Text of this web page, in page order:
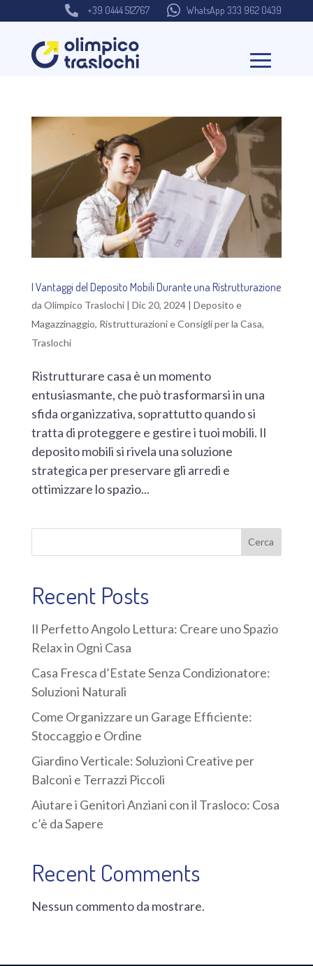
 +39 0444 512767  WhatsApp 333 962 0439
I Vantaggi del Deposito Mobili Durante una Ristrutturazione
da Olimpico Traslochi| Dic 20, 2024| Deposito e
Magazzinaggio, Ristrutturazioni e Consigli per la Casa,
Traslochi
Ristrutturare casa è un momento
entusiasmante, che può trasformarsi in una
sfida organizzativa, soprattutto quando si
tratta di proteggere e gestire i tuoi mobili. Il
deposito mobili si rivela una soluzione
strategica per preservare gli arredi e
ottimizzare lo spazio...
Cerca
Recent Posts
Il Perfetto Angolo Lettura: Creare uno Spazio
Relax in Ogni Casa
Casa Fresca d’Estate Senza Condizionatore:
Soluzioni Naturali
Come Organizzare un Garage Efficiente:
Stoccaggio e Ordine
Giardino Verticale: Soluzioni Creative per
Balconi e Terrazzi Piccoli
Aiutare i Genitori Anziani con il Trasloco: Cosa
c’è da Sapere
Recent Comments
Nessun commento da mostrare.